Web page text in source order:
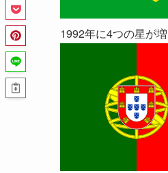
1992年に4つの星が